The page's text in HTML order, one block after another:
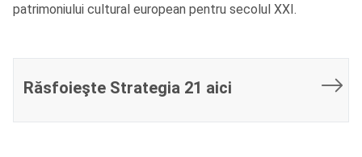
patrimoniului cultural european pentru secolul XXI.
Răsfoieşte Strategia 21 aici